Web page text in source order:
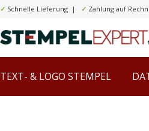
✓ Schnelle Lieferung | ✓ Zahlung auf
TEXT- & LOGO STEMPEL